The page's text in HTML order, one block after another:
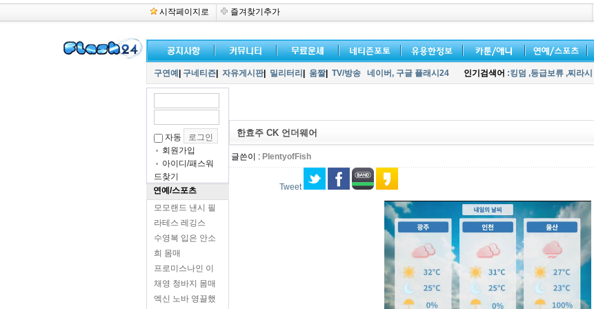
시작페이지로 즐겨찾기추가
구연예 구네티즌 자유게시판| 밀리터리 움짤| TV/방송 네이버, 구글 플래시24 인기검색어 :킹덤 ,등급보류 ,찌라시
자동
회원가입
아이디/패스워
드찾기
연예/스포츠
모모랜드 낸시 필
라테스 레깅스
수영복 입은 안소
희 몸매
프로미스나인 이
채영 청바지 몸매
엑신 노바 영끌했
한효주 CK 언더웨어
글쓴이 : PlentyofFish
Tweet